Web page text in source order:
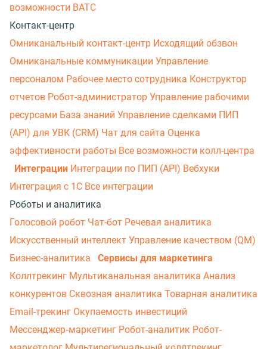
возможности ВАТС
Контакт-центр
Омниканальный контакт-центр Исходящий обзвон
Омниканальные коммуникации Управление
персоналом Рабочее место сотрудника Конструктор
отчетов Робот-администратор Управление рабочими
ресурсами База знаний Управление сделками ПИП
(API) для УВК (CRM) Чат для сайта Оценка
эффективности работы Все возможности колл-центра
Интеграции Интеграции по ПИП (API) Вебхуки
Интеграция с 1С Все интеграции
Роботы и аналитика
Голосовой робот Чат-бот Речевая аналитика
Искусственный интеллект Управление качеством (QM)
Бизнес-аналитика
Сервисы для маркетинга
Коллтрекинг Мультиканальная аналитика Анализ
конкурентов Сквозная аналитика Товарная аналитика
Email-трекинг Окупаемость инвестиций
Мессенджер‑маркетинг Робот-аналитик Робот-